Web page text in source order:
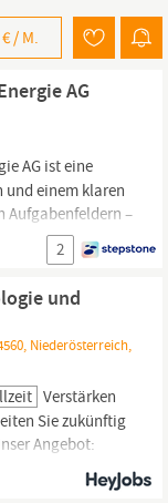
€ / M.
AG
AG ist eine
einem klaren
Aufgabenfeldern –
AG
2
und
Niederösterreich,
Verstärken
Sie zukünftig
Angebot:
Teams
Oberösterreich